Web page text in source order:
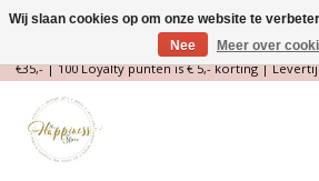
Magische Conceptstore, Edelstenen & Spirituele
€35,- | 100 Loyalty punten is € 5,- korting |
Wij slaan cookies op om onze website te
Nee
Meer over